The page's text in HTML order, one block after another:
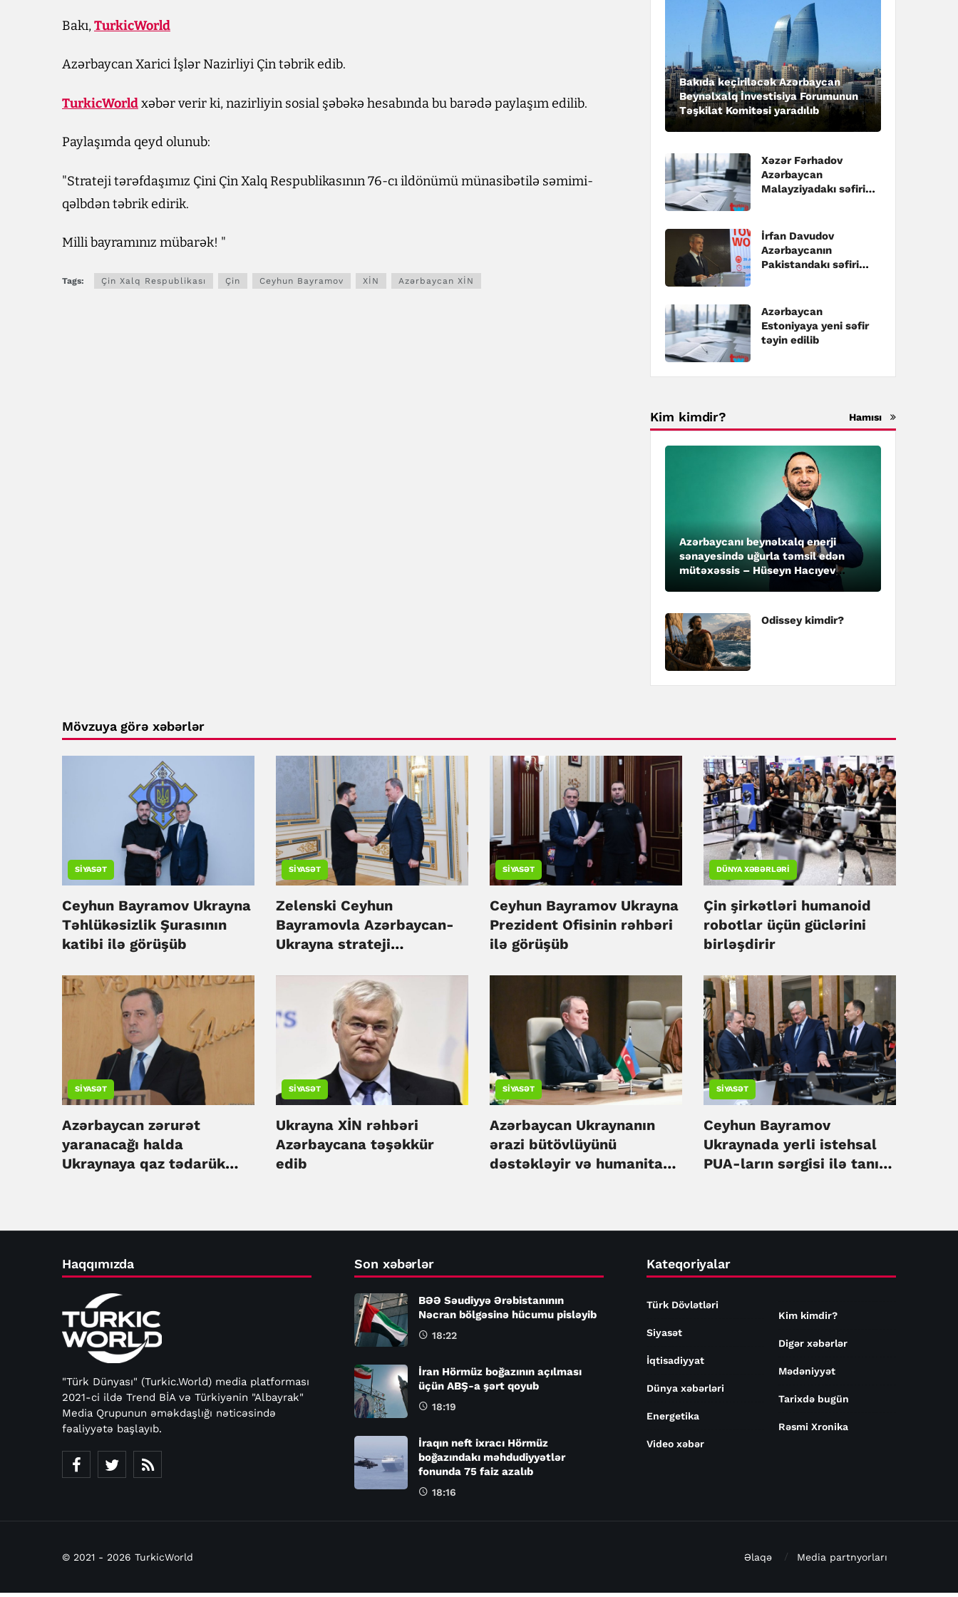
Bakı,TurkicWorld
Azərbaycan Xarici İşlər Nazirliyi Çin təbrik edib.
TurkicWorldxəbər verir ki, nazirliyin sosial şəbəkə hesabında bu barədə paylaşım edilib.
Paylaşımda qeyd olunub:
"Strateji tərəfdaşımız Çini Çin Xalq Respublikasının 76-cı ildönümü münasibətilə səmimi-
qəlbdən təbrik edirik.
Milli bayramınız mübarək! "
Tags: Çin Xalq Respublikası Çin Ceyhun Bayramov XİN Azərbaycan XİN
Bakıda keçiriləcək Azərbaycan
Beynəlxalq İnvestisiya Forumunun
Təşkilat Komitəsi yaradılıb
Xəzər Fərhadov
Azərbaycan
Malayziyadakı səfiri
İrfan Davudov
Azərbaycanın
Pakistandakı səfiri
Azərbaycan
Estoniyaya yeni səfir
təyin edilib
Kim kimdir? Hamısı
Azərbaycanı beynəlxalq enerji
sənayesində uğurla təmsil edən
mütəxəssis – Hüseyn Hacıyev
Odissey kimdir?
Mövzuya görə xəbərlər
SIYASƏT
Ceyhun Bayramov Ukrayna
Təhlükəsizlik Şurasının
katibi ilə görüşüb
SIYASƏT
Zelenski Ceyhun
Bayramovla Azərbaycan-
Ukrayna strateji
SIYASƏT
Ceyhun Bayramov Ukrayna
Prezident Ofisinin rəhbəri
ilə görüşüb
DÜNYA XƏBƏRLƏRI
Çin şirkətləri humanoid
robotlar üçün güclərini
birləşdirir
SIYASƏT
Azərbaycan zərurət
yaranacağı halda
Ukraynaya qaz tədarük
SIYASƏT
Ukrayna XİN rəhbəri
Azərbaycana təşəkkür
edib
SIYASƏT
Azərbaycan Ukraynanın
ərazi bütövlüyünü
dəstəkləyir və humanitar
SIYASƏT
Ceyhun Bayramov
Ukraynada yerli istehsal
PUA-ların sərgisi ilə tanış
Haqqımızda
"Türk Dünyası" (Turkic.World) media platforması
2021-ci ildə Trend BİA və Türkiyənin "Albayrak"
Media Qrupunun əməkdaşlığı nəticəsində
fəaliyyətə başlayıb.
Son xəbərlər
BƏƏ Səudiyyə Ərəbistanının
Nəcran bölgəsinə hücumu pisləyib
18:22
İran Hörmüz boğazının açılması
üçün ABŞ-a şərt qoyub
18:19
İraqın neft ixracı Hörmüz
boğazındakı məhdudiyyətlər
fonunda 75 faiz azalıb
18:16
Kateqoriyalar
Türk Dövlətləri
Siyasət
İqtisadiyyat
Dünya xəbərləri
Energetika
Video xəbər
Kim kimdir?
Digər xəbərlər
Mədəniyyət
Tarixdə bugün
Rəsmi Xronika
© 2021 - 2026 TurkicWorld Əlaqə Media partnyorları